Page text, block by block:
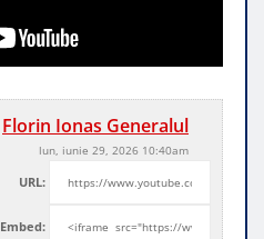
Florin Ionas Generalul
lun, iunie 29, 2026 10:40am
URL:
Embed: